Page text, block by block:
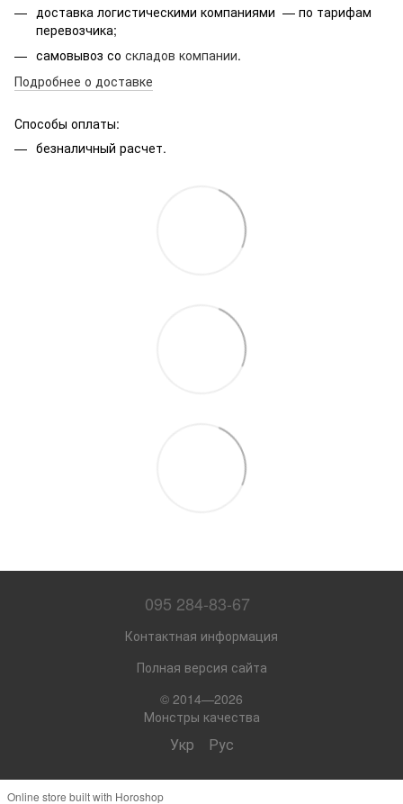
доставка логистическими компаниями — по тарифам
перевозчика;
самовывоз со складов компании.
Подробнее о доставке
Способы оплаты:
безналичный расчет.
095 284-83-67
Контактная информация
Полная версия сайта
© 2014—2026
Монстры качества
Укр Рус
Online store built with Horoshop